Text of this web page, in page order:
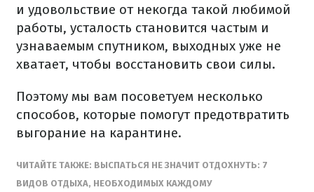
и удовольствие от некогда такой любимой
работы, усталость становится частым и
узнаваемым спутником, выходных уже не
хватает, чтобы восстановить свои силы.
Поэтому мы вам посоветуем несколько
способов, которые помогут предотвратить
выгорание на карантине.
ЧИТАЙТЕ ТАКЖЕ: ВЫСПАТЬСЯ НЕ ЗНАЧИТ ОТДОХНУТЬ: 7
ВИДОВ ОТДЫХА, НЕОБХОДИМЫХ КАЖДОМУ